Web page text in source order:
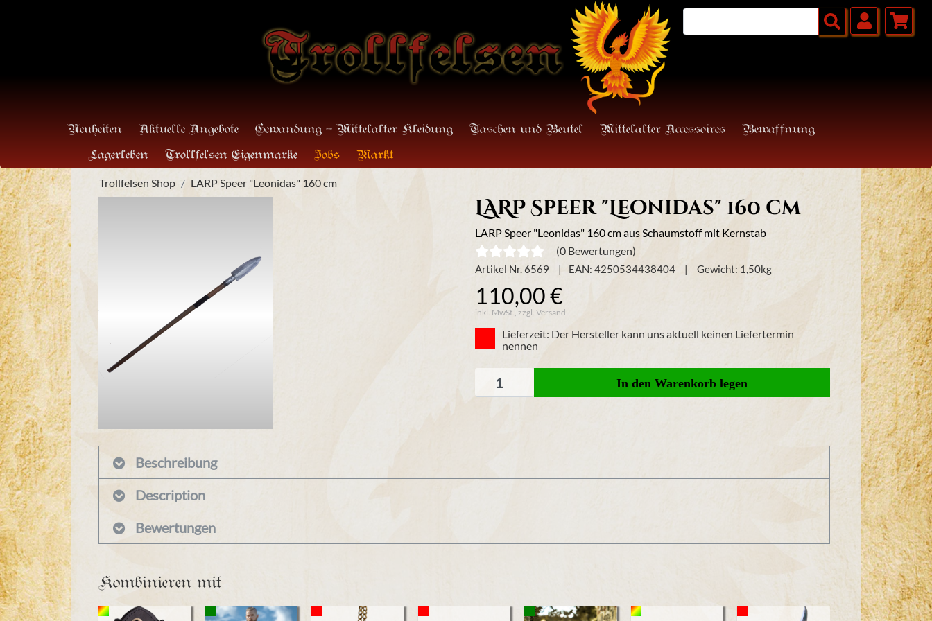
Neuheiten Aktuelle Angebote Gewandung - Mittelalter Kleidung Taschen und Beutel Mittelalter Accessoires
Bewaffnung
Lagerleben
Trollfelsen Eigenmarke Jobs Markt
Trollfelsen Shop LARP Speer "Leonidas" 160 cm
LARP Speer "Leonidas" 160 cm
LARP Speer "Leonidas" 160 cm aus Schaumstoff mit Kernstab
(0 Bewertungen)
Artikel Nr. 6569 EAN: 4250534438404 Gewicht: 1,50kg
110,00 €
inkl. MwSt., zzgl. Versand
Lieferzeit: Der Hersteller kann uns aktuell keinen Liefertermin
nennen
Beschreibung
Description
Bewertungen
Kombinieren mit